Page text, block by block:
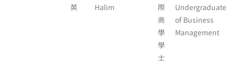
英
Halim
際
商
學
學
士
Undergraduate
of Business
Management